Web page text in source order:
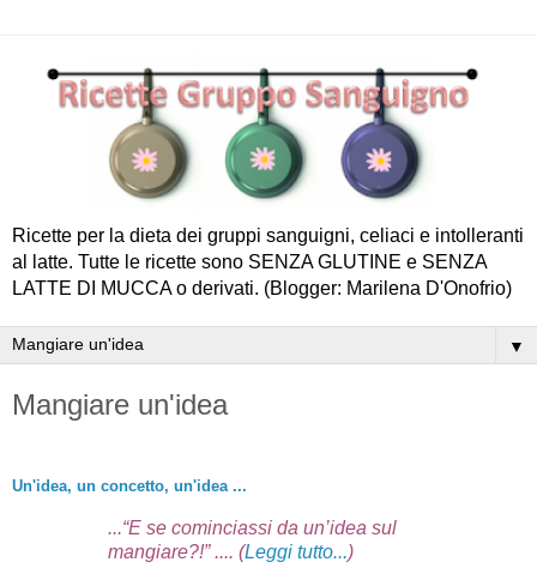
Ricette per la dieta dei gruppi sanguigni, celiaci e intolleranti
al latte. Tutte le ricette sono SENZA GLUTINE e SENZA
LATTE DI MUCCA o derivati. (Blogger: Marilena D'Onofrio)
▼
Mangiare un'idea
Un'idea, un concetto, un'idea ...
...“E se cominciassi da un’idea sul
mangiare?!” .... (Leggi tutto...)